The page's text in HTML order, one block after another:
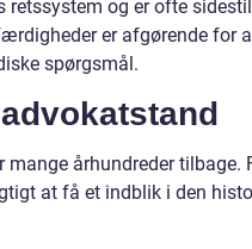
retssystem og er ofte
er afgørende for
spørgsmål.
århundreder tilbage.
at få et indblik i den